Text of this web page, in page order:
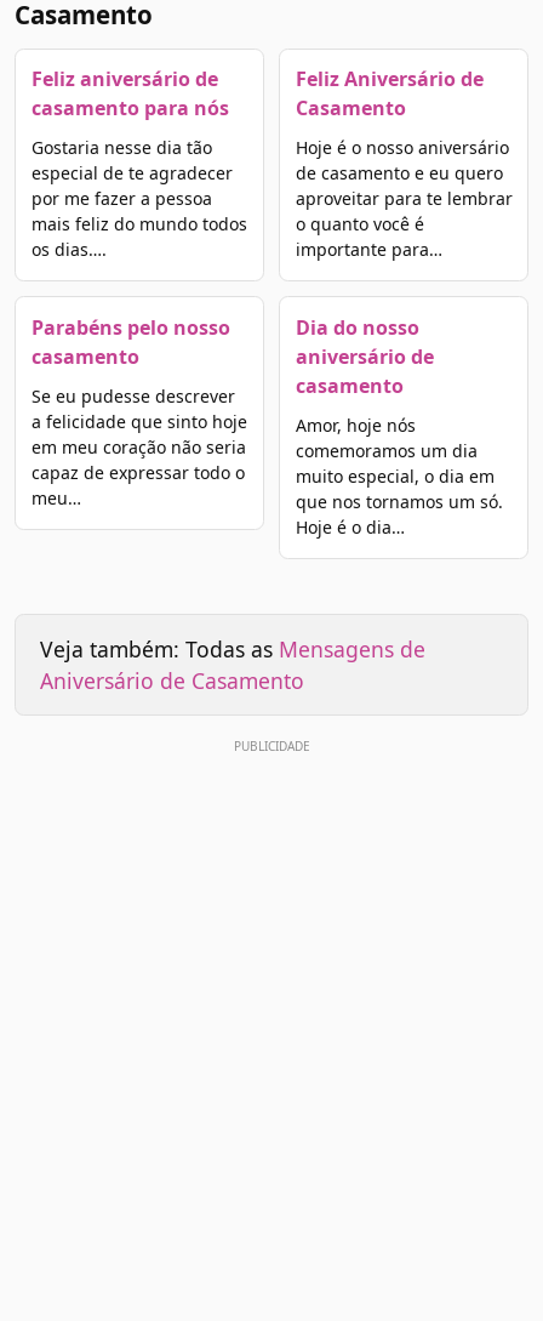
Casamento
Feliz aniversário de
casamento para nós
Gostaria nesse dia tão
especial de te agradecer
por me fazer a pessoa
mais feliz do mundo todos
os dias….
Parabéns pelo nosso
casamento
Se eu pudesse descrever
a felicidade que sinto hoje
em meu coração não seria
capaz de expressar todo o
meu…
Feliz Aniversário de
Casamento
Hoje é o nosso aniversário
de casamento e eu quero
aproveitar para te lembrar
o quanto você é
importante para…
Dia do nosso
aniversário de
casamento
Amor, hoje nós
comemoramos um dia
muito especial, o dia em
que nos tornamos um só.
Hoje é o dia…
Veja também: Todas as Mensagens de
Aniversário de Casamento